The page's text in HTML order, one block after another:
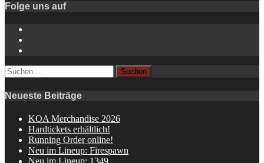
Folge uns auf
Suchen
nach:
Neueste Beiträge
KOA Merchandise 2026
Hardtickets erhältlich!
Running Order online!
Neu im Lineup: Firespawn
Neu im Lineup: 1349